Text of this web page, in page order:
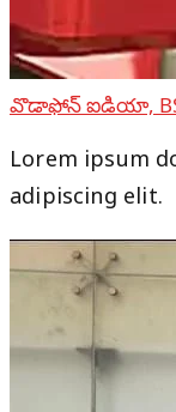
వొడాఫోన్ ఐడియా,
Lorem ipsum
adipiscing elit.